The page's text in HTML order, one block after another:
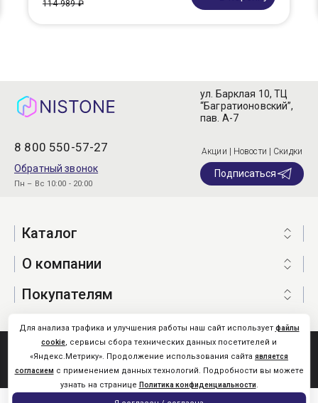
114 989 ₽
8 800 550-57-27
Обратный звонок
Пн – Вс 10:00 - 20:00
ул. Барклая 10, ТЦ
“Багратионовский”,
пав. А-7
Акции | Новости | Скидки
Подписаться
Каталог
О компании
Покупателям
Nistone.Ru © 2026
Карта сайта
Для анализа трафика и улучшения работы наш сайт использует файлы
cookie, сервисы сбора технических данных посетителей и
«Яндекс.Метрику». Продолжение использования сайта является
согласием с применением данных технологий. Подробности вы можете
узнать на странице Политика конфиденциальности.